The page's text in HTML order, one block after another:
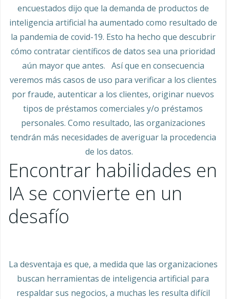
encuestados dijo que la demanda de productos de
inteligencia artificial ha aumentado como resultado de
la pandemia de covid-19. Esto ha hecho que descubrir
cómo contratar científicos de datos sea una prioridad
aún mayor que antes. Así que en consecuencia
veremos más casos de uso para verificar a los clientes
por fraude, autenticar a los clientes, originar nuevos
tipos de préstamos comerciales y/o préstamos
personales. Como resultado, las organizaciones
tendrán más necesidades de averiguar la procedencia
de los datos.
Encontrar habilidades en
IA se convierte en un
desafío
La desventaja es que, a medida que las organizaciones
buscan herramientas de inteligencia artificial para
respaldar sus negocios, a muchas les resulta difícil